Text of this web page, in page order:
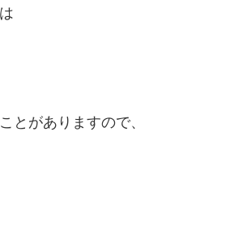
とがありますので、